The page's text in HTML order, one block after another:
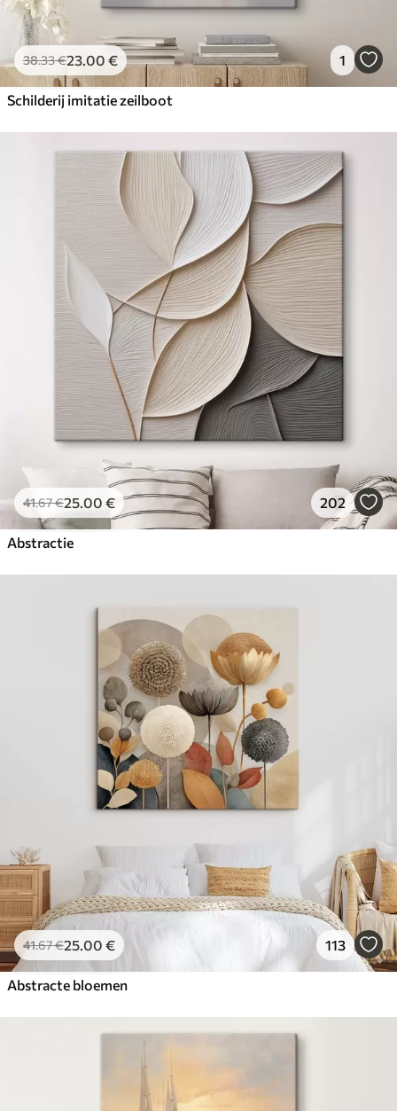
38.33€23.00 € 1
Schilderij imitatie zeilboot
41.67€25.00 € 202
Abstractie
41.67€25.00 € 113
Abstracte bloemen